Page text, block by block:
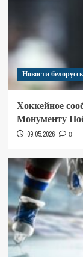
Новости
Хоккейное
Монументу
09.05.2026 0